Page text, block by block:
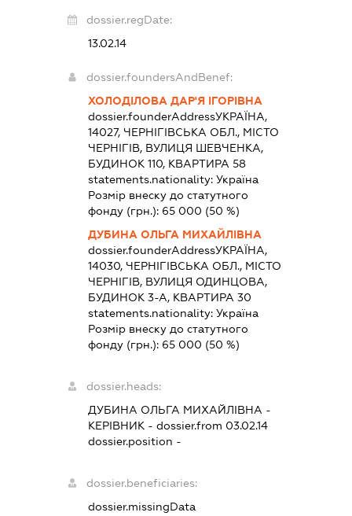
dossier.regDate:
13.02.14
dossier.foundersAndBenef:
ХОЛОДІЛОВА ДАР'Я ІГОРІВНА
dossier.founderAddressУКРАЇНА,
14027, ЧЕРНІГІВСЬКА ОБЛ., МІСТО
ЧЕРНІГІВ, ВУЛИЦЯ ШЕВЧЕНКА,
БУДИНОК 110, КВАРТИРА 58
statements.nationality:Україна
Розмір внеску до статутного
фонду (грн.): 65 000 (50 %)
ДУБИНА ОЛЬГА МИХАЙЛІВНА
dossier.founderAddressУКРАЇНА,
14030, ЧЕРНІГІВСЬКА ОБЛ., МІСТО
ЧЕРНІГІВ, ВУЛИЦЯ ОДИНЦОВА,
БУДИНОК 3-А, КВАРТИРА 30
statements.nationality:Україна
Розмір внеску до статутного
фонду (грн.): 65 000 (50 %)
dossier.heads:
ДУБИНА ОЛЬГА МИХАЙЛІВНА -
КЕРІВНИК - dossier.from 03.02.14
dossier.position -
dossier.beneficiaries:
dossier.missingData